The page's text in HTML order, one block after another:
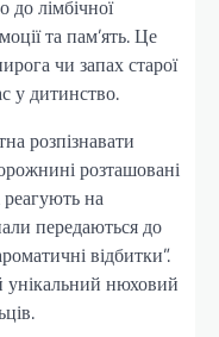
до лімбічної
та пам’ять. Це
чи запах старої
у дитинство.
розпізнавати
розташовані
на
передаються до
відбитки”.
нюховий